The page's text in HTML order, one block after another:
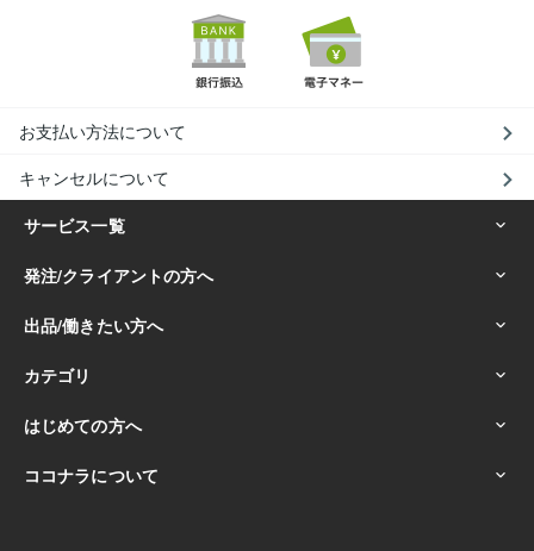
お支払い方法について
キャンセルについて